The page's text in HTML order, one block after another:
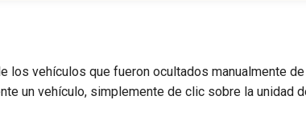
los vehículos que fueron ocultados manualmente
un vehículo, simplemente de clic sobre la unidad